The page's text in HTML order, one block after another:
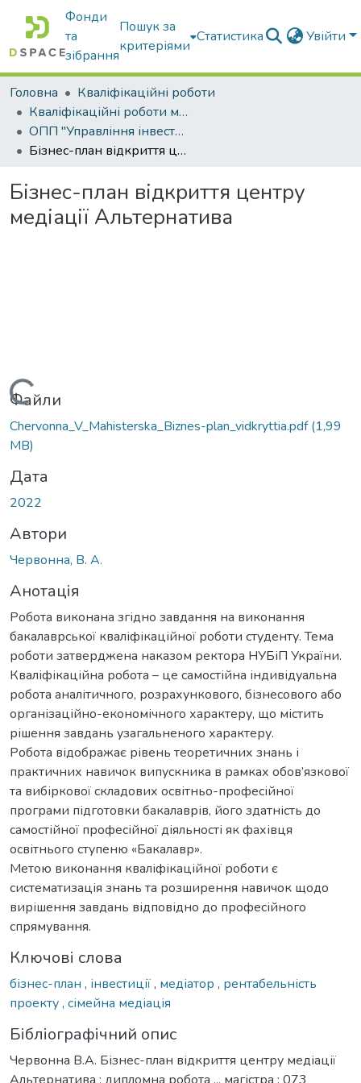
Фонди
та
зібрання
Пошук за
критеріями
Статистика Увійти
Головна
Кваліфікаційні роботи
Кваліфікаційні роботи магістрів
ОПП "Управління інвестиційною діяльністю та міжнародними проектами"
Бізнес-план відкриття центру медіації Альтернатива
Бізнес-план відкриття центру
медіації Альтернатива
Вантажиться...
Файли
Chervonna_V_Мahisterska_Biznes-plan_vidkryttia.pdf(1,99
MB)
Дата
2022
Автори
Червонна, В. А.
Анотація
Робота виконана згідно завдання на виконання
бакалаврської кваліфікаційної роботи студенту. Тема
роботи затверджена наказом ректора НУБіП України.
Кваліфікаційна робота – це самостійна індивідуальна
робота аналітичного, розрахункового, бізнесового або
організаційно-економічного характеру, що містить
рішення завдань узагальненого характеру.
Робота відображає рівень теоретичних знань і
практичних навичок випускника в рамках обов’язкової
та вибіркової складових освітньо-професійної
програми підготовки бакалаврів, його здатність до
самостійної професійної діяльності як фахівця
освітнього ступеню «Бакалавр».
Метою виконання кваліфікаційної роботи є
систематизація знань та розширення навичок щодо
вирішення завдань відповідно до професійного
спрямування.
Ключові слова
бізнес-план , інвестиції, медіатор , рентабельність
проекту, сімейна медіація
Бібліографічний опис
Червонна В.А. Бізнес-план відкриття центру медіації